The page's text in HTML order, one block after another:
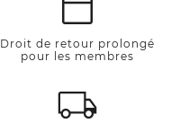
Droit de retour prolongé
pour les membres